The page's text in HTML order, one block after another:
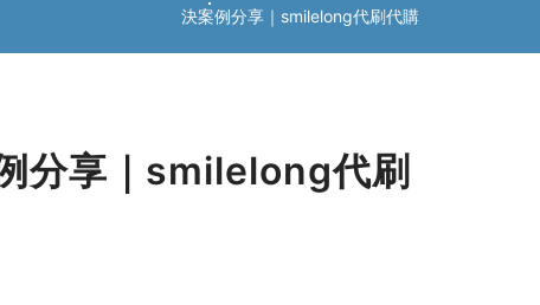
決案例分享｜smilelong代刷代購
分享｜smilelong代刷